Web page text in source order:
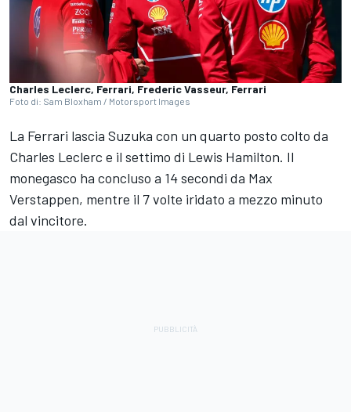
Charles Leclerc, Ferrari, Frederic Vasseur, Ferrari
Foto di: Sam Bloxham / Motorsport Images
La Ferrari lascia Suzuka con un quarto posto colto da
Charles Leclerc e il settimo di Lewis Hamilton. Il
monegasco ha concluso a 14 secondi da Max
Verstappen, mentre il 7 volte iridato a mezzo minuto
dal vincitore.